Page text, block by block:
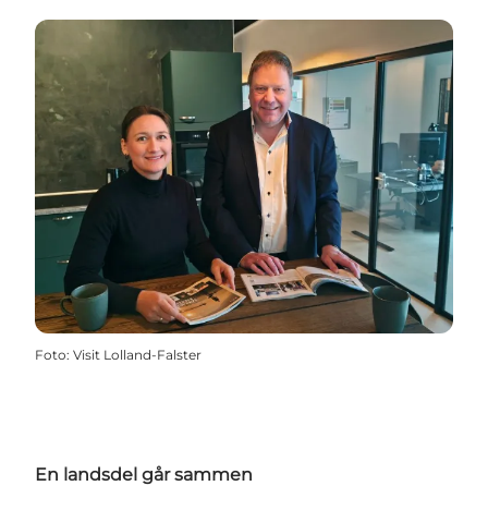
Foto: Visit Lolland-Falster
En landsdel går sammen